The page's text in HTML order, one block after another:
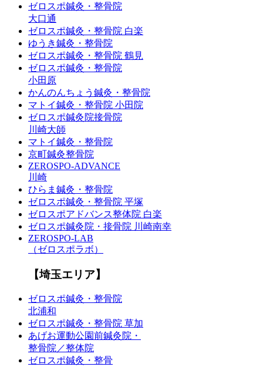
ゼロスポ鍼灸・整骨院
大口通
ゼロスポ鍼灸・整骨院 白楽
ゆうき鍼灸・整骨院
ゼロスポ鍼灸・整骨院 鶴見
ゼロスポ鍼灸・整骨院
小田原
かんのんちょう鍼灸・整骨院
マトイ鍼灸・整骨院 小田院
ゼロスポ鍼灸院接骨院
川崎大師
マトイ鍼灸・整骨院
京町鍼灸整骨院
ZEROSPO-ADVANCE
川崎
ひらま鍼灸・整骨院
ゼロスポ鍼灸・整骨院 平塚
ゼロスポアドバンス整体院 白楽
ゼロスポ鍼灸院・接骨院 川崎南幸
ZEROSPO-LAB
（ゼロスポラボ）
【埼玉エリア】
ゼロスポ鍼灸・整骨院
北浦和
ゼロスポ鍼灸・整骨院 草加
あげお運動公園前鍼灸院・
整骨院／整体院
ゼロスポ鍼灸・整骨